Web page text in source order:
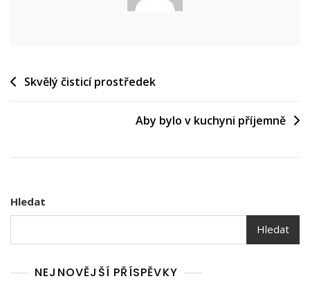
Navigace
Skvělý čisticí prostředek
Aby bylo v kuchyni příjemně
Hledat
Hledat
NEJNOVĚJŠÍ PŘÍSPĚVKY